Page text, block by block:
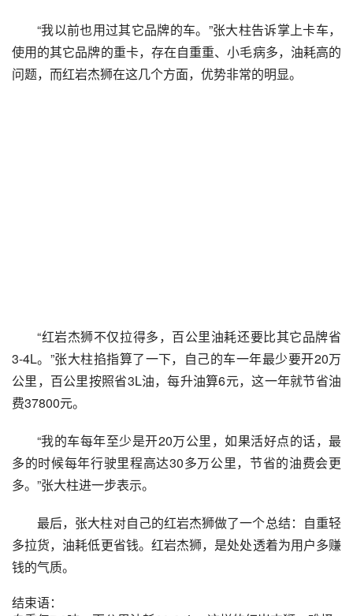
“我以前也用过其它品牌的车。”张大柱告诉掌上卡车，
使用的其它品牌的重卡，存在自重重、小毛病多，油耗高的
问题，而红岩杰狮在这几个方面，优势非常的明显。
“红岩杰狮不仅拉得多，百公里油耗还要比其它品牌省
3-4L。”张大柱掐指算了一下，自己的车一年最少要开20万
公里，百公里按照省3L油，每升油算6元，这一年就节省油
费37800元。
“我的车每年至少是开20万公里，如果活好点的话，最
多的时候每年行驶里程高达30多万公里，节省的油费会更
多。”张大柱进一步表示。
最后，张大柱对自己的红岩杰狮做了一个总结：自重轻
多拉货，油耗低更省钱。红岩杰狮，是处处透着为用户多赚
钱的气质。
结束语：